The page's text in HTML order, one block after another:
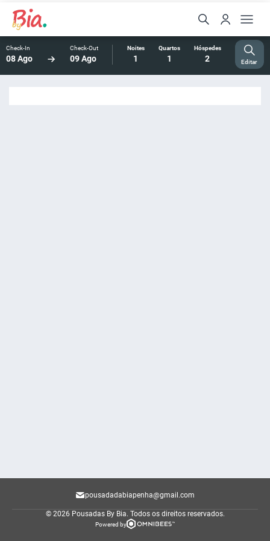
Check-In
08 Ago
Check-Out
09 Ago
Noites
1
Quartos
1
Hóspedes
2 Editar
pousadadabiapenha@gmail.com
© 2026 Pousadas By Bia. Todos os direitos reservados.
Powered by